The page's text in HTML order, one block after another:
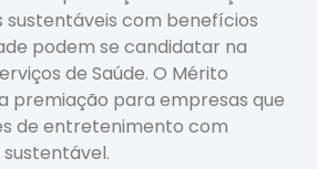
sustentáveis com benefícios
podem se candidatar na
de Saúde. O Mérito
premiação para empresas que
de entretenimento com